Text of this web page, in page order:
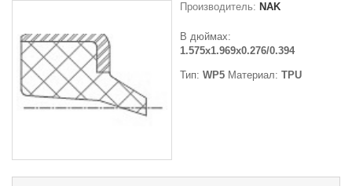
Производитель: NAK
В дюймах:
1.575x1.969x0.276/0.394
Тип: WP5 Материал: TPU